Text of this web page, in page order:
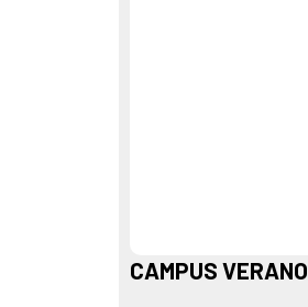
CAMPUS VERANO